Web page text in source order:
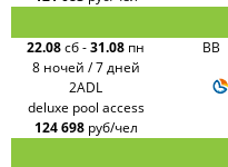
22.08сб-31.08 пн
8 ночей / 7 дней
BB
2ADL
deluxe pool access
124 698 руб/чел